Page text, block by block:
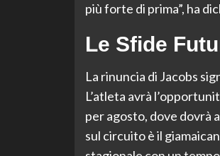
più forte di prima”, ha
Le Sfide
La rinuncia di Jacobs
L’atleta avrà
per agosto, dove dovrà
sul circuito è il